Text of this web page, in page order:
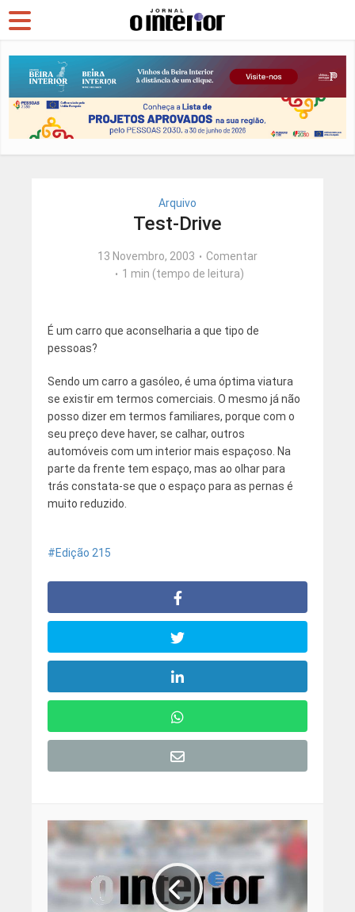
Arquivo
Test-Drive
13 Novembro, 2003
Comentar
1 min (tempo de leitura)
É um carro que aconselharia a que tipo de
pessoas?
Sendo um carro a gasóleo, é uma óptima viatura
se existir em termos comerciais. O mesmo já não
posso dizer em termos familiares, porque com o
seu preço deve haver, se calhar, outros
automóveis com um interior mais espaçoso. Na
parte da frente tem espaço, mas ao olhar para
trás constata-se que o espaço para as pernas é
muito reduzido.
Edição 215